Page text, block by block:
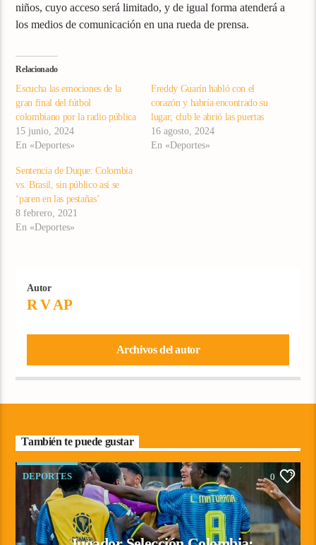
niños, cuyo acceso será limitado, y de igual forma atenderá a
los medios de comunicación en una rueda de prensa.
Relacionado
Escucha las emociones de la
gran final del fútbol
colombiano por la radio pública
15 junio, 2024
En «Deportes»
Freddy Guarín habló con el
corazón y habría encontrado su
lugar; club le abrió las puertas
16 agosto, 2024
En «Deportes»
Sentencia de Duque: Colombia
vs. Brasil, sin público así se
‘paren en las pestañas’
8 febrero, 2021
En «Deportes»
Autor
R V AP
Archivos del autor
También te puede gustar
DEPORTES 0